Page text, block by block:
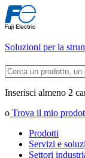
Soluzioni per la
Inserisci almeno 2
o Trova il mio
Prodotti
Servizi e
Settori